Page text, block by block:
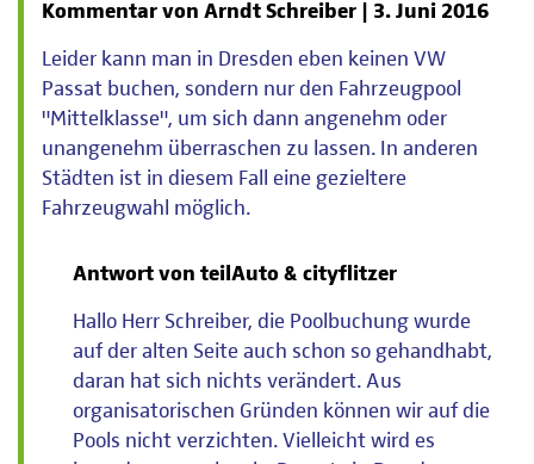
Kommentar von Arndt Schreiber | 3. Juni 2016
Leider kann man in Dresden eben keinen VW
Passat buchen, sondern nur den Fahrzeugpool
"Mittelklasse", um sich dann angenehm oder
unangenehm überraschen zu lassen. In anderen
Städten ist in diesem Fall eine gezieltere
Fahrzeugwahl möglich.
Antwort von teilAuto & cityflitzer
Hallo Herr Schreiber, die Poolbuchung wurde
auf der alten Seite auch schon so gehandhabt,
daran hat sich nichts verändert. Aus
organisatorischen Gründen können wir auf die
Pools nicht verzichten. Vielleicht wird es